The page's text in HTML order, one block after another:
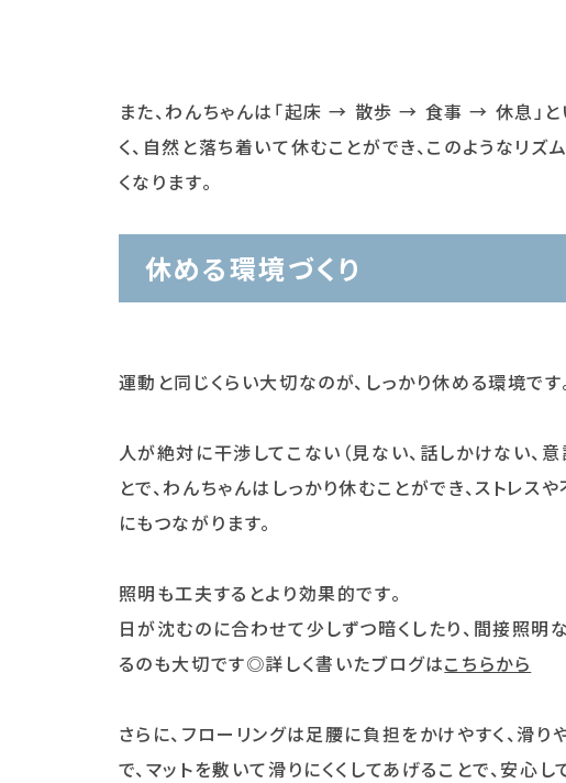
また、わんちゃんは「起床 → 散歩 → 食事 → 休息」
く、自然と落ち着いて休むことができ、このようなリ
くなります。
休める環境づくり
運動と同じくらい大切なのが、しっかり休める環境です
人が絶対に干渉してこない（見ない、話しかけない、
とで、わんちゃんはしっかり休むことができ、ストレ
にもつながります。
照明も工夫するとより効果的です。
日が沈むのに合わせて少しずつ暗くしたり、間接照明
るのも大切です◎詳しく書いたブログはこちらから
さらに、フローリングは足腰に負担をかけやすく、滑
で、マットを敷いて滑りにくくしてあげることで、安心